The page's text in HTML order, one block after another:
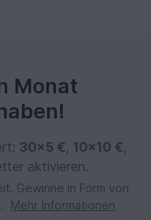
Monat
30×5 €, 10×10 €,
aktivieren.
Gewinne in Form von
Mehr Informationen